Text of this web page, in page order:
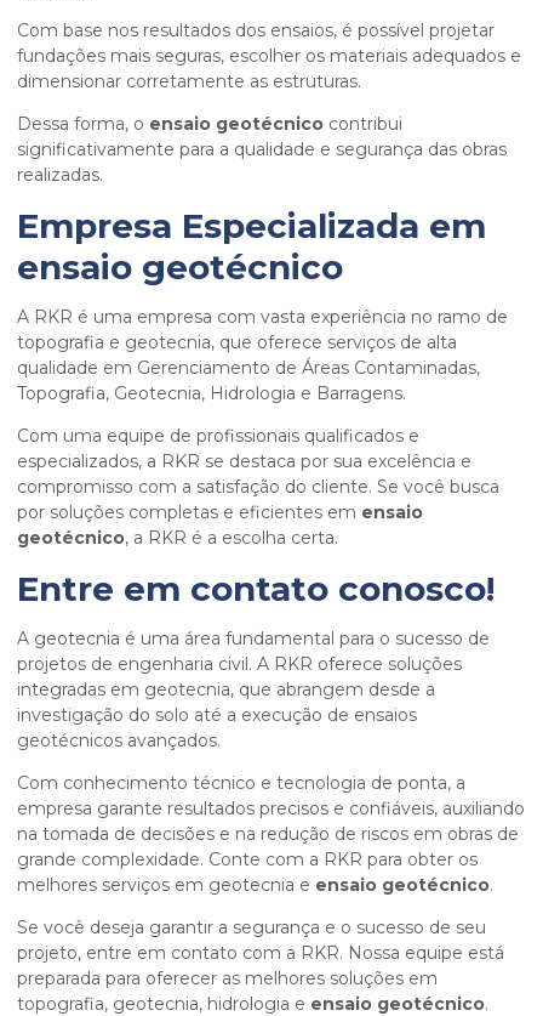
Com base nos resultados dos ensaios, é possível projetar
fundações mais seguras, escolher os materiais adequados e
dimensionar corretamente as estruturas.
Dessa forma, o ensaio geotécnico contribui
significativamente para a qualidade e segurança das obras
realizadas.
Empresa Especializada em
ensaio geotécnico
A RKR é uma empresa com vasta experiência no ramo de
topografia e geotecnia, que oferece serviços de alta
qualidade em Gerenciamento de Áreas Contaminadas,
Topografia, Geotecnia, Hidrologia e Barragens.
Com uma equipe de profissionais qualificados e
especializados, a RKR se destaca por sua excelência e
compromisso com a satisfação do cliente. Se você busca
por soluções completas e eficientes em ensaio
geotécnico, a RKR é a escolha certa.
Entre em contato conosco!
A geotecnia é uma área fundamental para o sucesso de
projetos de engenharia civil. A RKR oferece soluções
integradas em geotecnia, que abrangem desde a
investigação do solo até a execução de ensaios
geotécnicos avançados.
Com conhecimento técnico e tecnologia de ponta, a
empresa garante resultados precisos e confiáveis, auxiliando
na tomada de decisões e na redução de riscos em obras de
grande complexidade. Conte com a RKR para obter os
melhores serviços em geotecnia e ensaio geotécnico.
Se você deseja garantir a segurança e o sucesso de seu
projeto, entre em contato com a RKR. Nossa equipe está
preparada para oferecer as melhores soluções em
topografia, geotecnia, hidrologia e ensaio geotécnico.